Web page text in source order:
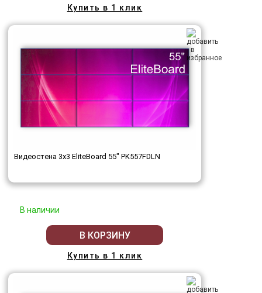
Купить в 1 клик
Видеостена 3x3 EliteBoard 55" PK557FDLN
В наличии
В КОРЗИНУ
Купить в 1 клик